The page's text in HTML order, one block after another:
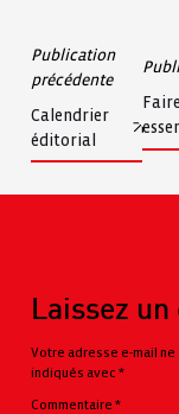
Navigation
de
l’article
Publication
précédente
Calendrier
éditorial
Laissez
Votre adresse e-mail ne
indiqués avec*
Commentaire*